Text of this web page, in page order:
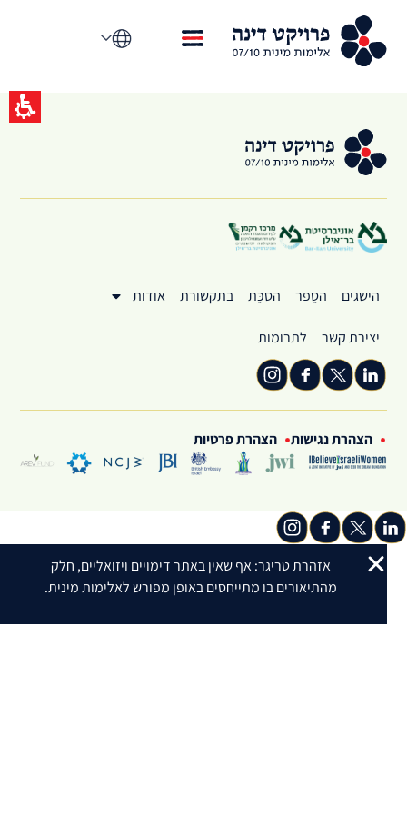
הישגים הסֵפר הסכֵּת בתקשורת אודות
יצירת קשר לתרומות
הצהרת נגישות הצהרת פרטיות
אזהרת טריגר: אף שאין באתר דימויים ויזואליים, חלק
מהתיאורים בו מתייחסים באופן מפורש לאלימות מינית.